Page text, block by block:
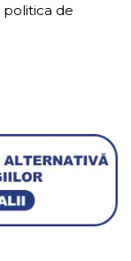
politica de